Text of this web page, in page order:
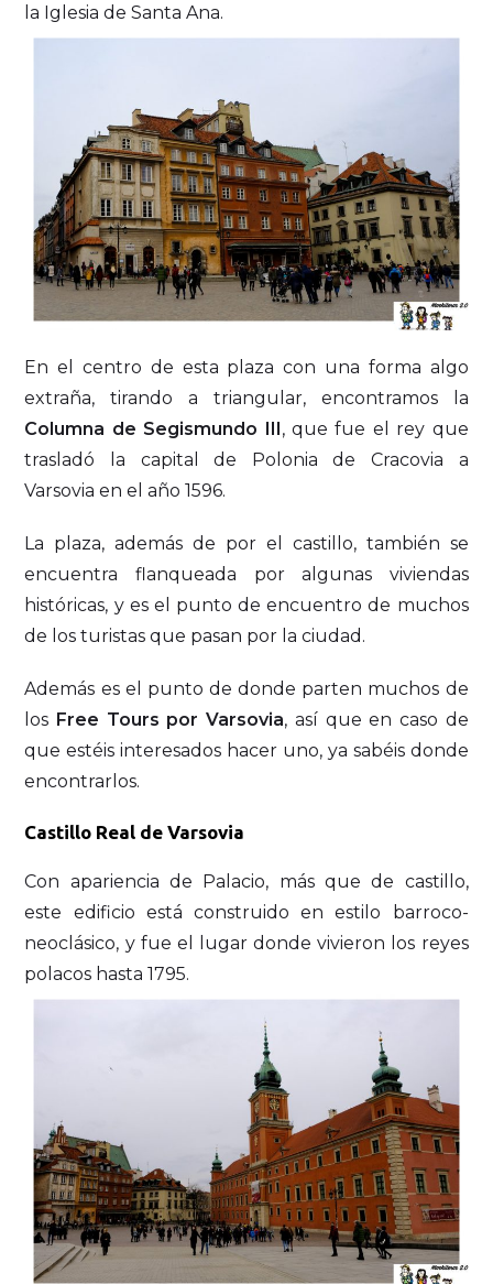
la Iglesia de Santa Ana.
En el centro de esta plaza con una forma algo
extraña, tirando a triangular, encontramos la
Columna de Segismundo III , que fue el rey que
trasladó la capital de Polonia de Cracovia a
Varsovia en el año 1596.
La plaza, además de por el castillo, también se
encuentra flanqueada por algunas viviendas
históricas, y es el punto de encuentro de muchos
de los turistas que pasan por la ciudad.
Además es el punto de donde parten muchos de
los Free Tours por Varsovia, así que en caso de
que estéis interesados hacer uno, ya sabéis donde
encontrarlos.
Castillo Real de Varsovia
Con apariencia de Palacio, más que de castillo,
este edificio está construido en estilo barroco-
neoclásico, y fue el lugar donde vivieron los reyes
polacos hasta 1795.